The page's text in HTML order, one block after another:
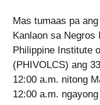
Mas tumaas pa
Kanlaon sa
Philippine Institute
(PHIVOLCS) ang
12:00 a.m. nitong
12:00 a.m.